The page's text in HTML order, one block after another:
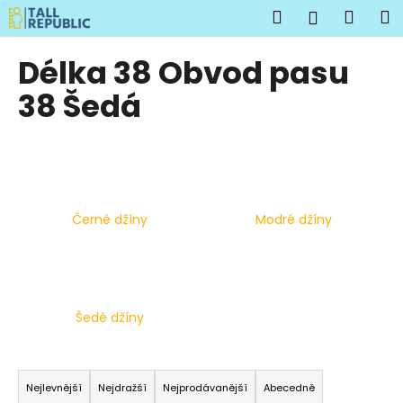
Přejít
na
obsah
Hledat
Délka 38 Obvod pasu
38 Šedá
Černé džíny Modré džíny
Šedé džíny
Ř
a
Nejlevnější Nejdražší Nejprodávanější Abecedně
K
o
C
o
e